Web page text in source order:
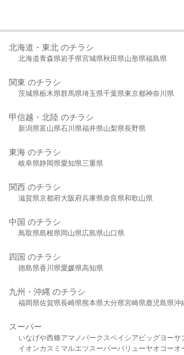
北海道・東北 のチラシ
北海道青森県岩手県宮城県秋田県山形県福島県
関東 のチラシ
茨城県栃木県群馬県埼玉県千葉県東京都神奈川県
甲信越・北陸 のチラシ
新潟県富山県石川県福井県山梨県長野県
東海 のチラシ
岐阜県静岡県愛知県三重県
関西 のチラシ
滋賀県京都府大阪府兵庫県奈良県和歌山県
中国 のチラシ
鳥取県島根県岡山県広島県山口県
四国 のチラシ
徳島県香川県愛媛県高知県
九州・沖縄 のチラシ
福岡県佐賀県長崎県熊本県大分県宮崎県鹿児島県沖
スーパー
いなげや西條アマノパークスベイシア ビッグヨーサ
イオンカスミ マルエツスーパーバリューヤオコーオ